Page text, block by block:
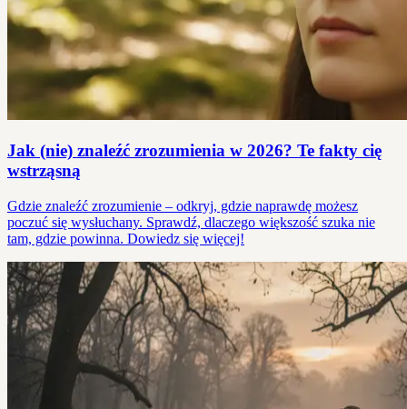
Jak (nie) znaleźć zrozumienia w 2026? Te fakty cię
wstrząsną
Gdzie znaleźć zrozumienie – odkryj, gdzie naprawdę możesz
poczuć się wysłuchany. Sprawdź, dlaczego większość szuka nie
tam, gdzie powinna. Dowiedz się więcej!